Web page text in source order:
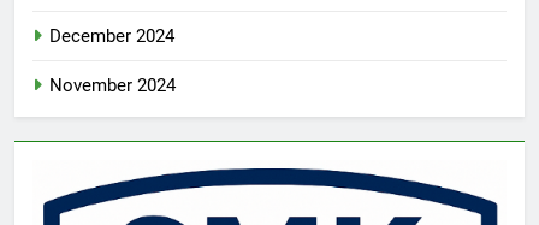
December 2024
November 2024